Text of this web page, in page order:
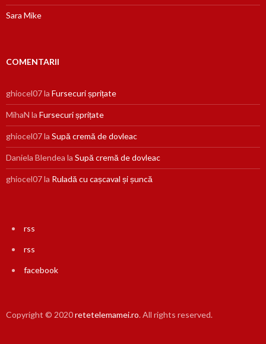
Sara Mike
COMENTARII
ghiocel07la Fursecuri șprițate
MihaN la Fursecuri șprițate
ghiocel07la Supă cremă de dovleac
Daniela Blendea la Supă cremă de dovleac
ghiocel07la Ruladă cu cașcaval și șuncă
rss
rss
facebook
Copyright © 2020retetelemamei.ro. All rights reserved.